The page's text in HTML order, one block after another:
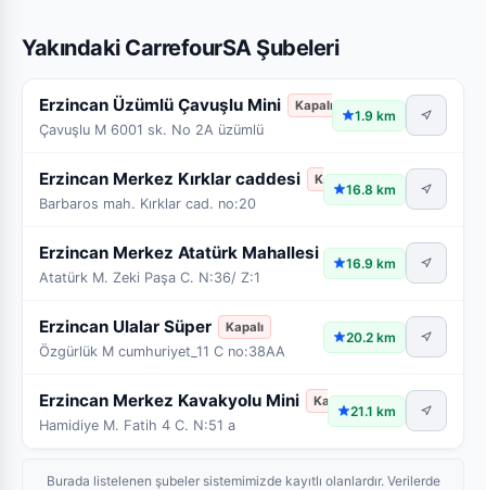
Yakındaki CarrefourSA Şubeleri
Erzincan Üzümlü Çavuşlu Mini Kapalı
Çavuşlu M 6001 sk. No 2A üzümlü
1.9 km
Erzincan Merkez Kırklar caddesi Kapalı
Barbaros mah. Kırklar cad. no:20
16.8 km
Erzincan Merkez Atatürk Mahallesi Kapalı
Atatürk M. Zeki Paşa C. N:36/ Z:1
16.9 km
Erzincan Ulalar Süper Kapalı
Özgürlük M cumhuriyet_11 C no:38AA
20.2 km
Erzincan Merkez Kavakyolu Mini Kapalı
Hamidiye M. Fatih 4 C. N:51 a
21.1 km
Burada listelenen şubeler sistemimizde kayıtlı olanlardır. Verilerde